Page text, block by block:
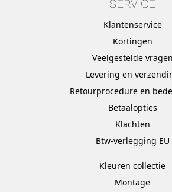
SERVICE
Klantenservice
Kortingen
Veelgestelde vragen
Levering en
Retourprocedure en
Betaalopties
Klachten
Btw-verlegging EU
Kleuren collectie
Montage